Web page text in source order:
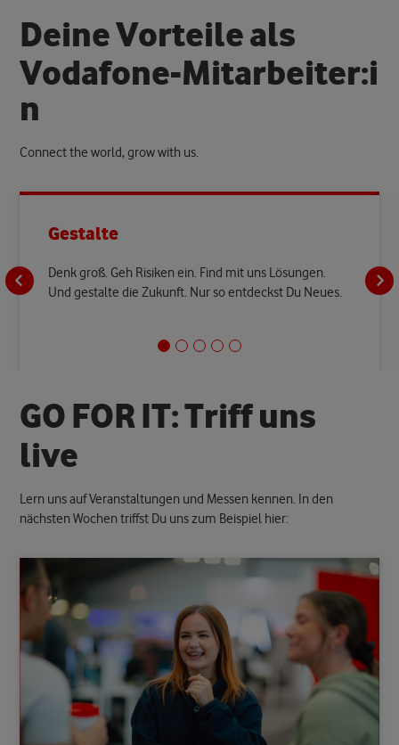
DeineVorteileals
Vodafone-Mitarbeiter:i
n
Connect the world, grow with us.
Gestalte
Denk groß. Geh Risiken ein. Find mit uns Lösungen.
Und gestalte die Zukunft. Nur so entdeckst Du Neues.
GO FORIT:Triffuns
live
Lern uns auf Veranstaltungen und Messen kennen. In den
nächsten Wochen triffst Du uns zum Beispiel hier: